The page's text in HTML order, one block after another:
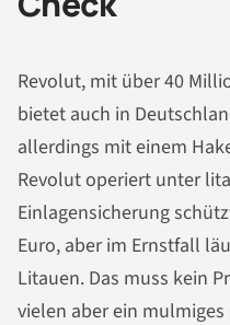
Revolut, mit über 40
bietet auch in
allerdings mit einem
Revolut operiert unter
Einlagensicherung
Euro, aber im Ernstfall
Litauen. Das muss kein
vielen aber ein